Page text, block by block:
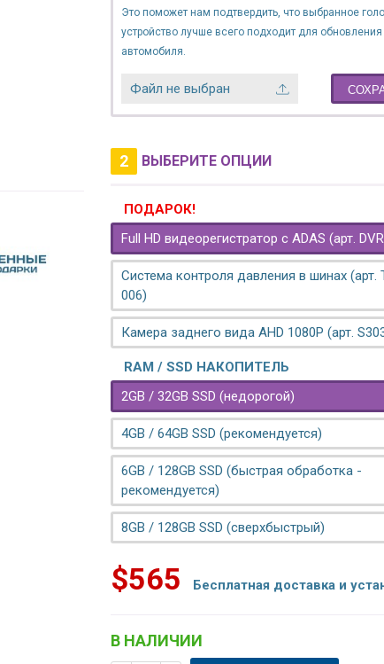
Это поможет нам подтвердить, что выбранное
устройство лучше всего подходит для
автомобиля.
Файл не выбран
2 ВЫБЕРИТЕ ОПЦИИ
ПОДАРОК!
Full HD видеорегистратор с ADAS (арт.
Система контроля давления в шинах (арт.
006)
Камера заднего вида AHD 1080P (арт.
RAM / SSD НАКОПИТЕЛЬ
2GB / 32GB SSD (недорогой)
4GB / 64GB SSD (рекомендуется)
6GB / 128GB SSD (быстрая обработка -
рекомендуется)
8GB / 128GB SSD (сверхбыстрый)
$565 Бесплатная доставка и
В НАЛИЧИИ